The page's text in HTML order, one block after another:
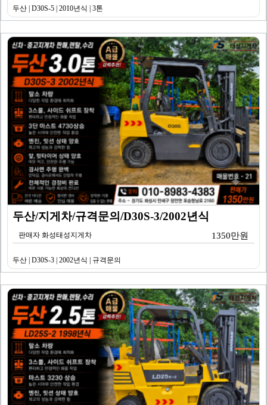
두산 | D30S-5 | 2010년식 | 3톤
두산/지게차/규격문의/D30S-3/2002년식
판매자 화성태성지게차 1350만원
두산 | D30S-3 | 2002년식 | 규격문의